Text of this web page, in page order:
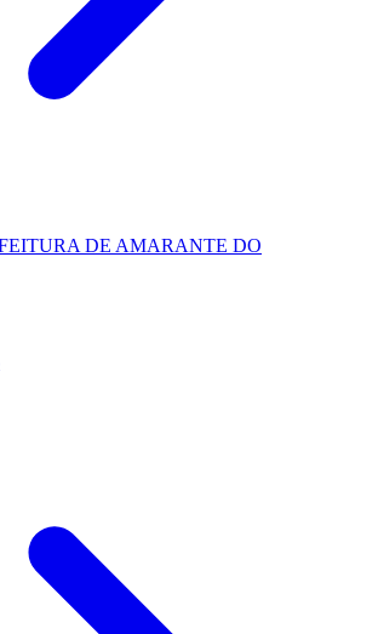
DE AMARANTE DO